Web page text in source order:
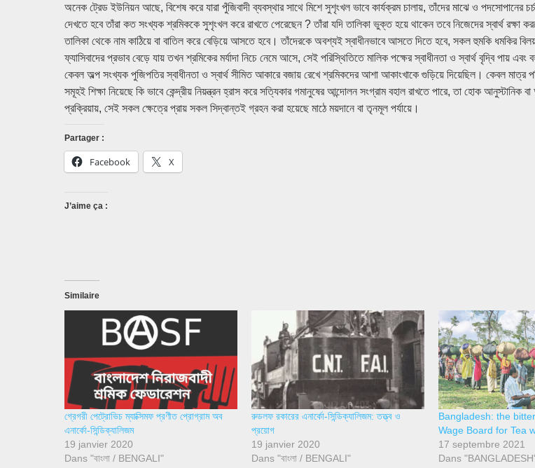
অনেক ট্রেড ইউনিয়ন আছে, বিশেষ করে যারা পুঁজিবাদী ব্যবস্থার সাথে মিশে সুশৃংখল ভাবে কার্যক্রম চালায়, তাঁদের মাঝে ও পদসোপানের
দেখতে হবে তাঁরা কত সংখ্যক শ্রমিককে সুশৃংখল করে রাখতে পেরেছেন ? তাঁরা যদি তালিকা ভুক্ত হয়ে থাকেন তবে নিজেদের স্বার্থ রক্ষা
তালিকা থেকে নাম কাঠিয়ে বা বাতিল করে বেড়িয়ে আসতে হবে। তাঁদেরকে অবশ্যই স্বাধীনভাবে আসতে দিতে হবে, সকল হুমকি ধমকির
ফ্যাসিবাদের প্রভাব বেড়ে যায় তখন শ্রমিকের মর্যাদা নিচে নেমে আসে, সেই পরিস্থিতিতে মালিক পক্ষের স্বাধীনতা ও স্বার্থ বৃদ্বি পায় এবং
কেবল অল্প সংখ্যক পুজিপতির স্বাধীনতা ও স্বার্থ সীমিত আকারে বজায় রেখে শ্রমিকদের আশা আকাংখাকে গুড়িয়ে দিয়েছিল। কেবল মাত্র
সমূহই শিক্ষা নিয়েছে কি ভাবে কেন্দ্রীয় নিয়ন্ত্রন হ্রাস করে সত্যিকার গমানুষের আন্দোলন সংগ্রাম বহাল রাখতে পারে, তা হোক আনুস্টানিক বা
প্রক্রিয়ায়, সেই সকল ক্ষেত্রে প্রায় সকল সিদ্বান্তই গ্রহন করা হয়েছে মাঠে ময়দানে বা তৃনমূল পর্যায়ে।
Partager :
Facebook X
J’aime ça :
Similaire
গ্রেগরী পেট্রোভিচ ম্যাক্সিমফ প্রণীত প্রোগ্রাম অব
এনার্কো-সিন্ডিক্যালিজম
19 janvier 2020
Dans "বাংলা / BENGALI"
রুডলফ রকারের এনার্কো-সিন্ডিক্যালিজম: তত্ত্ব ও
প্রয়োগ
19 janvier 2020
Dans "বাংলা / BENGALI"
Bangladesh: the
Wage Board for Tea
17 septembre 2021
Dans